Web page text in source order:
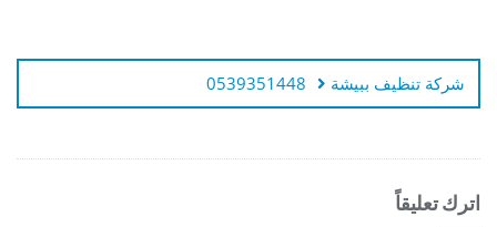
المقالات
شركة تنظيف ببيشة 0539351448
اترك تعليقاً